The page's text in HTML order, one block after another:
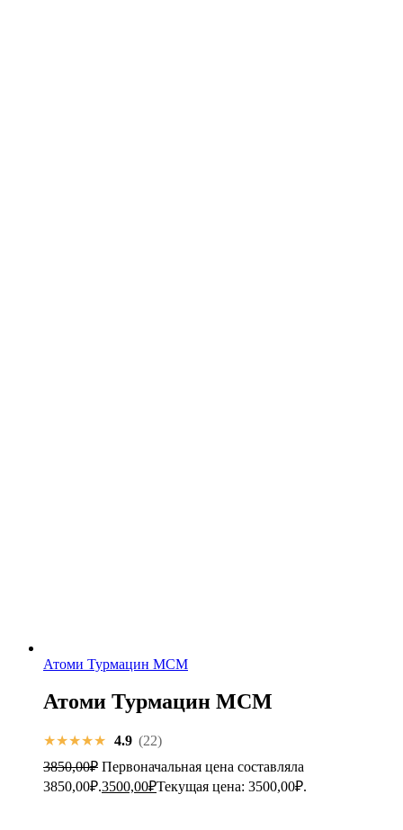
Атоми Турмацин МСМ
Атоми Турмацин МСМ
★★★★★ 4.9 (22)
3850,00₽ Первоначальная цена составляла
3850,00₽.3500,00₽Текущая цена: 3500,00₽.